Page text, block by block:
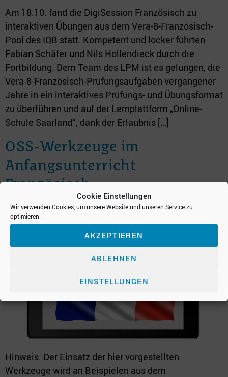
Cookie Einstellungen
Wir verwenden Cookies, um unsere Website und unseren Service zu
optimieren.
AKZEPTIEREN
ABLEHNEN
EINSTELLUNGEN
Am 18.10. fand die DigiSession Französisch zu
interaktiven Übungen aus dem Vera-8-Französisch-
Pool des IQB statt. Kompetent und locker führten
Fabian Schäfer und Nils Hollendieck durch die
Fortbildung. Dem Team des LPM ist es gelungen, die
Vera-8-Französisch-Prüfungsaufgaben vergangener
Jahre in ein interaktives Prüfungs- und Übungsformat
zu überführen und auf der Lernplattform „Online-
Schule Saarland“, dank der Erlaubnis […]
OSS-Werkzeuge im
Anfangsunterricht
Französisch
Hinweis: Der Einsatz der hier vorgestellten
Werkzeuge wird an Beispielen aus dem